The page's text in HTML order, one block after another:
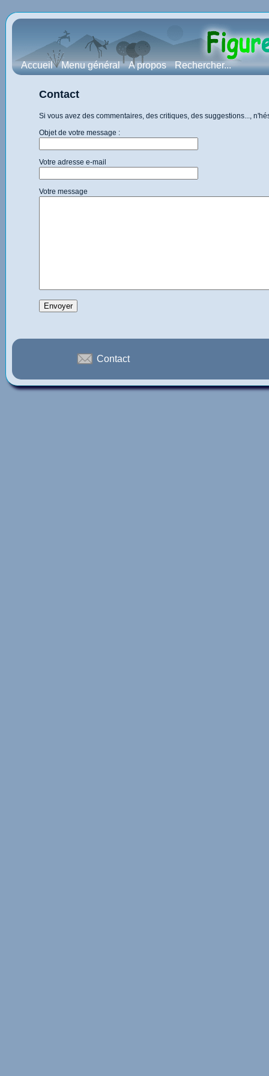
Accueil Menu général A propos Rechercher...
Contact
Si vous avez des commentaires, des critiques, des suggestions...,
Objet de votre message :
Votre adresse e-mail
Votre message
Contact